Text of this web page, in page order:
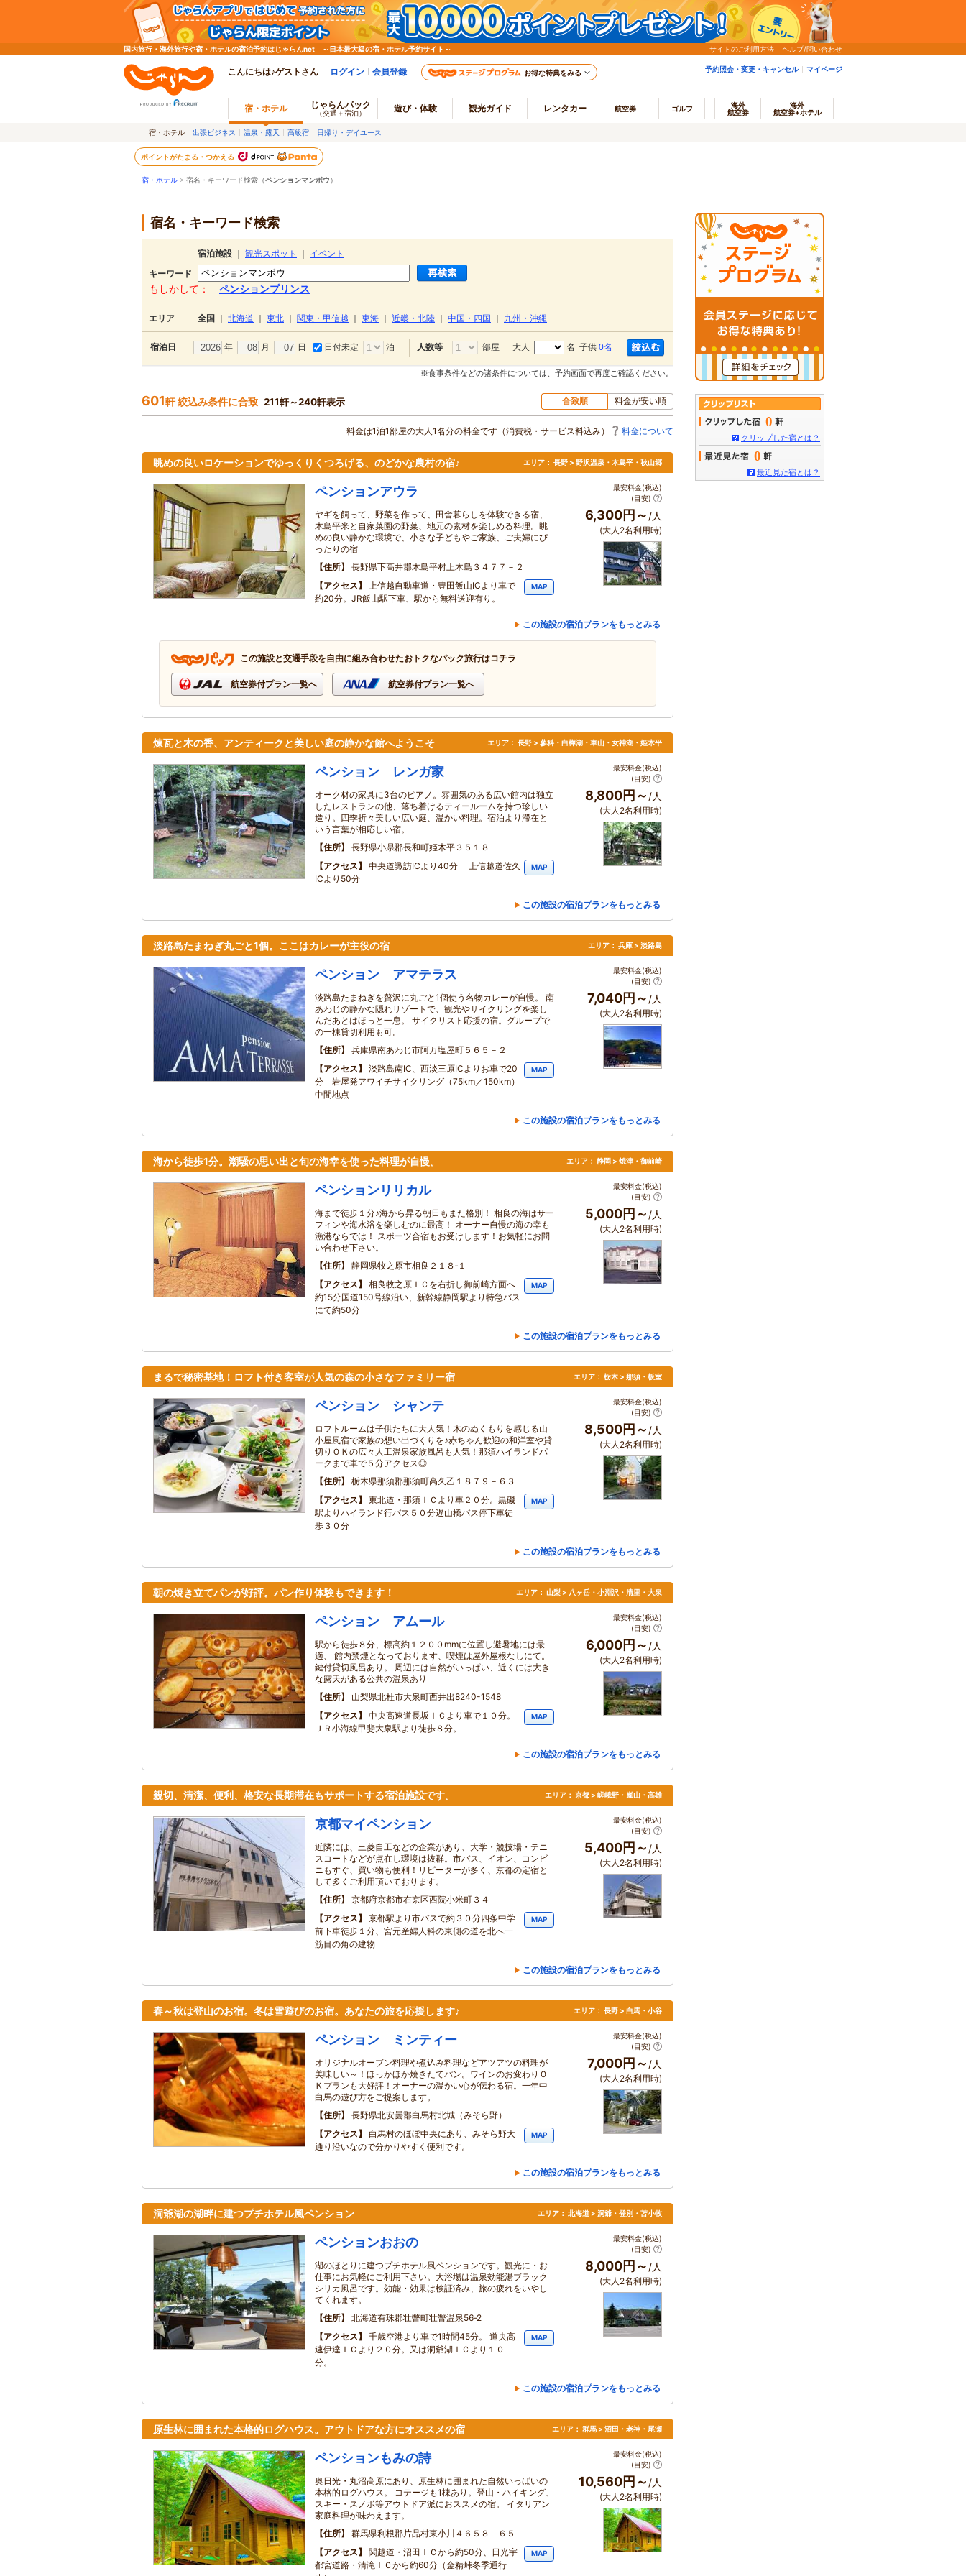
国内旅行・海外旅行や宿・ホテルの宿泊予約はじゃらんnet ～日本最大級の宿・ホテル予約サイト～ サイトのご利用方法 ヘルプ/問い合わせ
こんにちは♪ゲストさん ログイン 会員登録 お得な特典をみる 予約照会・変更・キャンセル マイページ
宿・ホテル じゃらんパック
（交通＋宿泊） 遊び・体験 観光ガイド レンタカー 航空券 ゴルフ
海外
航空券
海外
航空券+ホテル
宿・ホテル 出張ビジネス 温泉・露天 高級宿 日帰り・デイユース
ポイントがたまる・つかえる
宿・ホテル > 宿名・キーワード検索（ペンションマンボウ）
宿名・キーワード検索
宿泊施設 観光スポット
イベント
キーワード
もしかして： ペンションプリンス
エリア 全国 北海道 東北 関東・甲信越 東海 近畿・北陸 中国・四国 九州・沖縄
宿泊日 年 月 日 日付未定 泊 人数等 部屋 大人 名 子供 0名
※食事条件などの諸条件については、予約画面で再度ご確認ください。
601軒 絞込み条件に合致 211軒～240軒表示 合致順 料金が安い順
料金は1泊1部屋の大人1名分の料金です（消費税・サービス料込み） 料金について
眺めの良いロケーションでゆっくりくつろげる、のどかな農村の宿♪ エリア： 長野 > 野沢温泉・木島平・秋山郷
ペンションアウラ
ヤギを飼って、野菜を作って、田舎暮らしを体験できる宿、
木島平米と自家菜園の野菜、地元の素材を楽しめる料理。眺
めの良い静かな環境で、小さな子どもやご家族、ご夫婦にぴ
ったりの宿
住所
長野県下高井郡木島平村上木島３４７７－２
アクセス
上信越自動車道・豊田飯山ICより車で
約20分。JR飯山駅下車、駅から無料送迎有り。
MAP
最安料金(税込)
(目安)
6,300円～ /人
(大人2名利用時)
この施設の宿泊プランをもっとみる
この施設と交通手段を自由に組み合わせたおトクなパック旅行はコチラ
航空券付プラン一覧へ 航空券付プラン一覧へ
煉瓦と木の香、アンティークと美しい庭の静かな館へようこそ エリア： 長野 > 蓼科・白樺湖・車山・女神湖・姫木平
ペンション レンガ家
オーク材の家具に3台のピアノ。雰囲気のある広い館内は独立
したレストランの他、落ち着けるティールームを持つ珍しい
造り。四季折々美しい広い庭、温かい料理。宿泊より滞在と
いう言葉が相応しい宿。
住所
長野県小県郡長和町姫木平３５１８
アクセス
中央道諏訪ICより40分 上信越道佐久
ICより50分
MAP
最安料金(税込)
(目安)
8,800円～ /人
(大人2名利用時)
この施設の宿泊プランをもっとみる
淡路島たまねぎ丸ごと1個。ここはカレーが主役の宿 エリア： 兵庫 > 淡路島
ペンション アマテラス
淡路島たまねぎを贅沢に丸ごと1個使う名物カレーが自慢。 南
あわじの静かな隠れリゾートで、観光やサイクリングを楽し
んだあとはほっと一息。 サイクリスト応援の宿。グループで
の一棟貸切利用も可。
住所
兵庫県南あわじ市阿万塩屋町５６５－２
アクセス
淡路島南IC、西淡三原ICよりお車で20
分 岩屋発アワイチサイクリング（75km／150km）
中間地点
MAP
最安料金(税込)
(目安)
7,040円～ /人
(大人2名利用時)
この施設の宿泊プランをもっとみる
海から徒歩1分。潮騒の思い出と旬の海幸を使った料理が自慢。 エリア： 静岡 > 焼津・御前崎
ペンションリリカル
海まで徒歩１分♪海から昇る朝日もまた格別！ 相良の海はサー
フィンや海水浴を楽しむのに最高！ オーナー自慢の海の幸も
漁港ならでは！ スポーツ合宿もお受けします！お気軽にお問
い合わせ下さい。
住所
静岡県牧之原市相良２１８‐１
アクセス
相良牧之原ＩＣを右折し御前崎方面へ
約15分国道150号線沿い、新幹線静岡駅より特急バス
にて約50分
MAP
最安料金(税込)
(目安)
5,000円～ /人
(大人2名利用時)
この施設の宿泊プランをもっとみる
まるで秘密基地！ロフト付き客室が人気の森の小さなファミリー宿 エリア： 栃木 > 那須・板室
ペンション シャンテ
ロフトルームは子供たちに大人気！木のぬくもりを感じる山
小屋風宿で家族の想い出づくりを♪赤ちゃん歓迎の和洋室や貸
切りＯＫの広々人工温泉家族風呂も人気！那須ハイランドパ
ークまで車で５分アクセス◎
住所
栃木県那須郡那須町高久乙１８７９－６３
アクセス
東北道・那須ＩＣより車２０分。黒磯
駅よりハイランド行バス５０分遅山橋バス停下車徒
歩３０分
MAP
最安料金(税込)
(目安)
8,500円～ /人
(大人2名利用時)
この施設の宿泊プランをもっとみる
朝の焼き立てパンが好評。パン作り体験もできます！ エリア： 山梨 > 八ヶ岳・小淵沢・清里・大泉
ペンション アムール
駅から徒歩８分、標高約１２００mmに位置し避暑地には最
適、 館内禁煙となっております、喫煙は屋外屋根なしにて。
鍵付貸切風呂あり。 周辺には自然がいっぱい、近くには大き
な露天がある公共の温泉あり
住所
山梨県北杜市大泉町西井出8240-1548
アクセス
中央高速道長坂ＩＣより車で１０分。
ＪＲ小海線甲斐大泉駅より徒歩８分。
MAP
最安料金(税込)
(目安)
6,000円～ /人
(大人2名利用時)
この施設の宿泊プランをもっとみる
親切、清潔、便利、格安な長期滞在もサポートする宿泊施設です。 エリア： 京都 > 嵯峨野・嵐山・高雄
京都マイペンション
近隣には、三菱自工などの企業があり、大学・競技場・テニ
スコートなどが点在し環境は抜群。市バス、イオン、コンビ
ニもすぐ、買い物も便利！リピーターが多く、京都の定宿と
して多くご利用頂いております。
住所
京都府京都市右京区西院小米町３４
アクセス
京都駅より市バスで約３０分四条中学
前下車徒歩１分、宮元産婦人科の東側の道を北へ一
筋目の角の建物
MAP
最安料金(税込)
(目安)
5,400円～ /人
(大人2名利用時)
この施設の宿泊プランをもっとみる
春～秋は登山のお宿。冬は雪遊びのお宿。あなたの旅を応援します♪ エリア： 長野 > 白馬・小谷
ペンション ミンティー
オリジナルオーブン料理や煮込み料理などアツアツの料理が
美味しい～！ほっかほか焼きたてパン。ワインのお変わりＯ
Ｋプランも大好評！オーナーの温かい心が伝わる宿。一年中
白馬の遊び方をご提案します。
住所
長野県北安曇郡白馬村北城（みそら野）
アクセス
白馬村のほぼ中央にあり、みそら野大
通り沿いなので分かりやすく便利です。
MAP
最安料金(税込)
(目安)
7,000円～ /人
(大人2名利用時)
この施設の宿泊プランをもっとみる
洞爺湖の湖畔に建つプチホテル風ペンション エリア： 北海道 > 洞爺・登別・苫小牧
ペンションおおの
湖のほとりに建つプチホテル風ペンションです。観光に・お
仕事にお気軽にご利用下さい。大浴場は温泉効能湯ブラック
シリカ風呂です。効能・効果は検証済み、旅の疲れをいやし
てくれます。
住所
北海道有珠郡壮瞥町壮瞥温泉56‐2
アクセス
千歳空港より車で1時間45分。 道央高
速伊達ＩＣより２０分。又は洞爺湖ＩＣより１０
分。
MAP
最安料金(税込)
(目安)
8,000円～ /人
(大人2名利用時)
この施設の宿泊プランをもっとみる
原生林に囲まれた本格的ログハウス。アウトドアな方にオススメの宿 エリア： 群馬 > 沼田・老神・尾瀬
ペンションもみの詩
奥日光・丸沼高原にあり、原生林に囲まれた自然いっぱいの
本格的ログハウス。 コテージも1棟あり。登山・ハイキング、
スキー・スノボ等アウトドア派におススメの宿。 イタリアン
家庭料理が味わえます。
住所
群馬県利根郡片品村東小川４６５８－６５
アクセス
関越道・沼田ＩＣから約50分、日光宇
都宮道路・清滝ＩＣから約60分（金精峠冬季通行
MAP
最安料金(税込)
(目安)
10,560円～ /人
(大人2名利用時)
0
クリップした宿とは？
0
最近見た宿とは？